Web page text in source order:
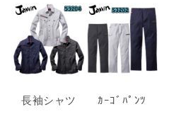
長袖シャツ ｶｰｺﾞﾊﾟﾝﾂ